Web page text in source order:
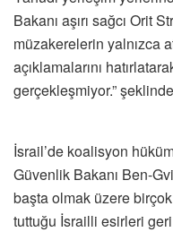
Bakanı aşırı sağcı Orit
müzakerelerin yalnızca
açıklamalarını
gerçekleşmiyor.”
İsrail’de koalisyon
Güvenlik Bakanı Ben-
başta olmak üzere birçok
tuttuğu İsrailli esirleri